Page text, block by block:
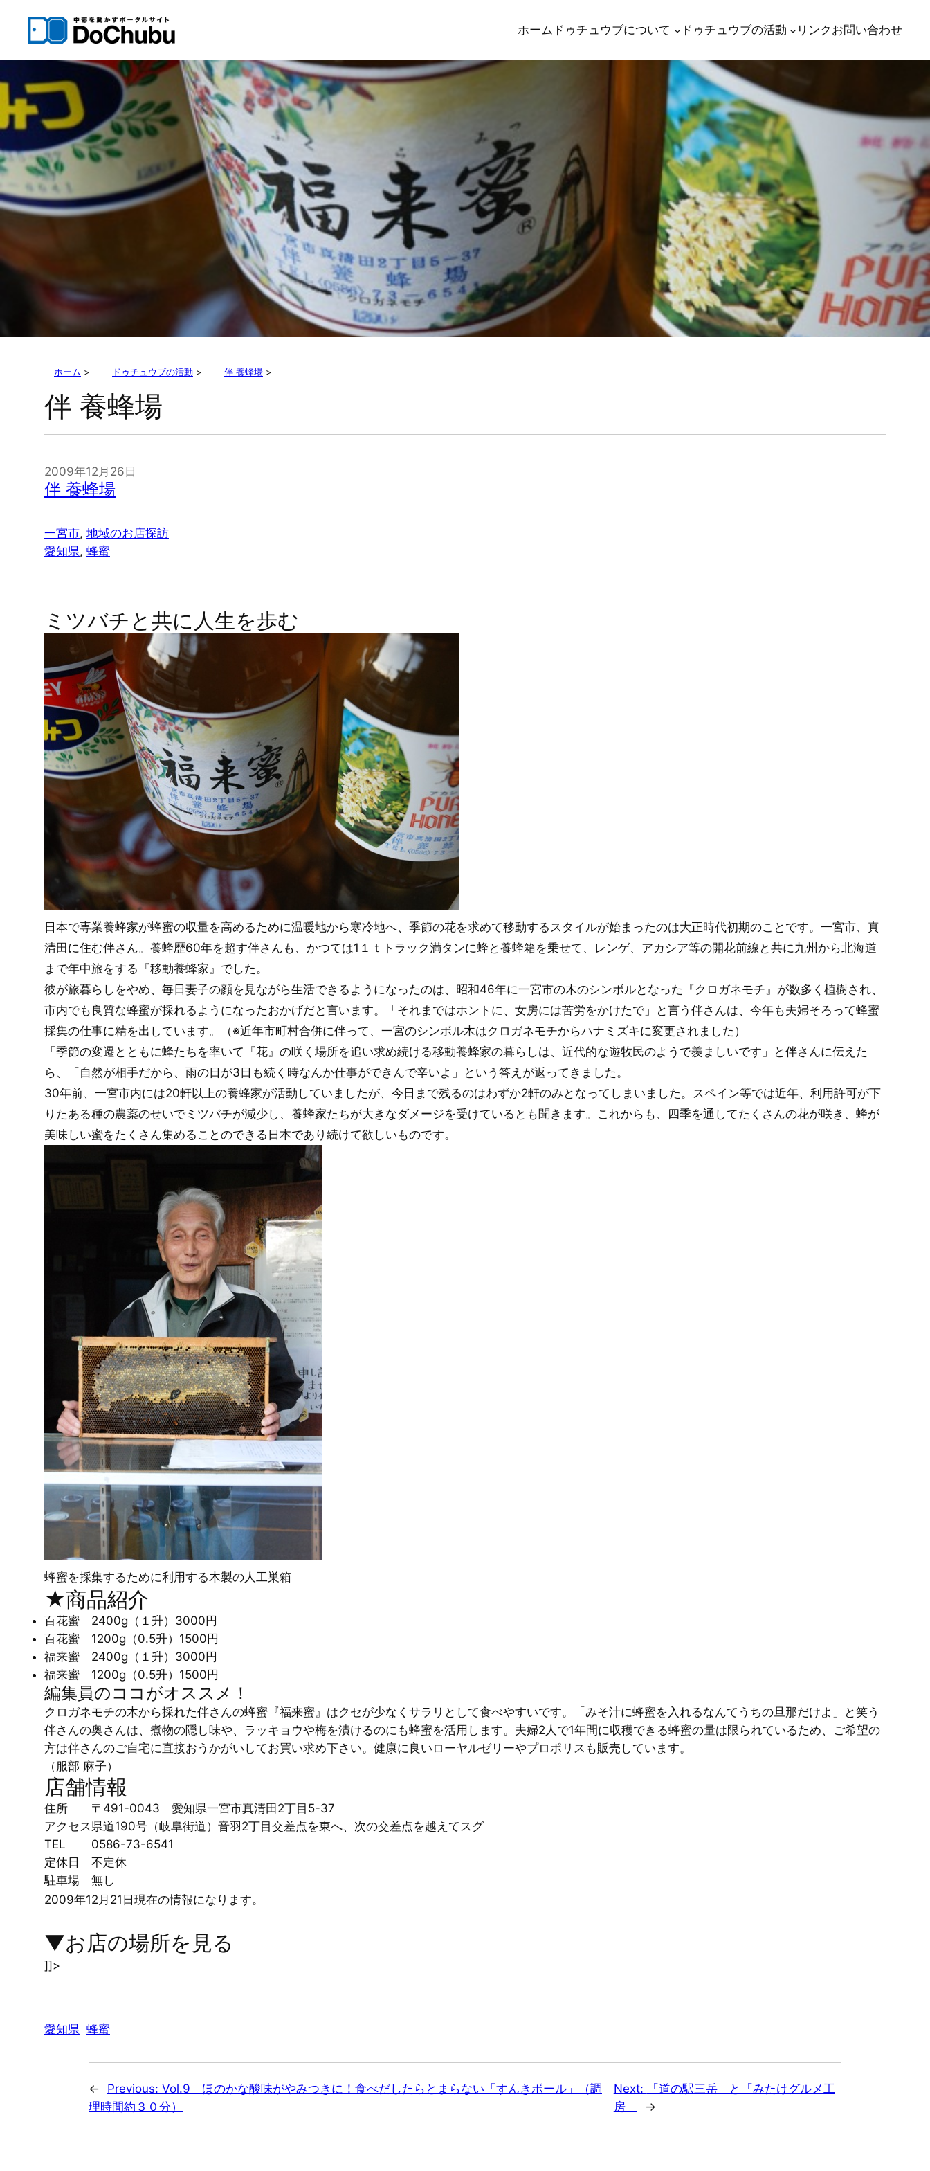
ス
キ
プ
ホーム ドゥチュウブについて ドゥチュウブの活動 リンク お問い合わせ
ホーム > ドゥチュウブの活動 > 伴 養蜂場 >
伴 養蜂場
2009年12月26日
伴 養蜂場
一宮市, 地域のお店探訪
愛知県, 蜂蜜
ミツバチと共に人生を歩む
日本で専業養蜂家が蜂蜜の収量を高めるために温暖地から寒冷地へ、季節の花を求めて移動するスタイルが始まったのは大正時代初期のことです。一宮市、真
清田に住む伴さん。養蜂歴60年を超す伴さんも、かつては1１ｔトラック満タンに蜂と養蜂箱を乗せて、レンゲ、アカシア等の開花前線と共に九州から北海道
まで年中旅をする『移動養蜂家』でした。
彼が旅暮らしをやめ、毎日妻子の顔を見ながら生活できるようになったのは、昭和46年に一宮市の木のシンボルとなった『クロガネモチ』が数多く植樹され、
市内でも良質な蜂蜜が採れるようになったおかげだと言います。「それまではホントに、女房には苦労をかけたで」と言う伴さんは、今年も夫婦そろって蜂蜜
採集の仕事に精を出しています。
（※近年市町村合併に伴って、一宮のシンボル木はクロガネモチからハナミズキに変更されました）
「季節の変遷とともに蜂たちを率いて『花』の咲く場所を追い求め続ける移動養蜂家の暮らしは、近代的な遊牧民のようで羨ましいです」と伴さんに伝えた
ら、「自然が相手だから、雨の日が3日も続く時なんか仕事ができんで辛いよ」という答えが返ってきました。
30年前、一宮市内には20軒以上の養蜂家が活動していましたが、今日まで残るのはわずか2軒のみとなってしまいました。スペイン等では近年、利用許可が下
りたある種の農薬のせいでミツバチが減少し、養蜂家たちが大きなダメージを受けているとも聞きます。これからも、四季を通してたくさんの花が咲き、蜂が
美味しい蜜をたくさん集めることのできる日本であり続けて欲しいものです。
蜂蜜を採集するために利用する木製の人工巣箱
★商品紹介
百花蜜 2400g（１升）3000円
百花蜜 1200g（0.5升）1500円
福来蜜 2400g（１升）3000円
福来蜜 1200g（0.5升）1500円
編集員のココがオススメ！
クロガネモチの木から採れた伴さんの蜂蜜『福来蜜』はクセが少なくサラリとして食べやすいです。「みそ汁に蜂蜜を入れるなんてうちの旦那だけよ」と笑う
伴さんの奥さんは、煮物の隠し味や、ラッキョウや梅を漬けるのにも蜂蜜を活用します。夫婦2人で1年間に収穫できる蜂蜜の量は限られているため、ご希望の
方は伴さんのご自宅に直接おうかがいしてお買い求め下さい。健康に良いローヤルゼリーやプロポリスも販売しています。
（服部 麻子）
店舗情報
住所
〒491-0043 愛知県一宮市真清田2丁目5-37
アクセス県道190号（岐阜街道）音羽2丁目交差点を東へ、次の交差点を越えてスグ
TEL
0586-73-6541
定休日
不定休
駐車場
無し
2009年12月21日現在の情報になります。
▼お店の場所を見る
]]>
愛知県 蜂蜜
← Previous: Vol.9 ほのかな酸味がやみつきに！食べだしたらとまらない「すんきボール」（調
理時間約３０分）
Next:
「道の駅三岳」と「みたけグルメ工
房」
→